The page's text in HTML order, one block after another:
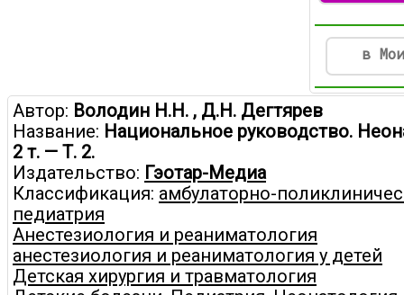
в
Автор: Володин Н.Н. , Д.Н. Дегтярев
Название: Национальное руководство.
2 т. — Т. 2.
Издательство: Гэотар-Медиа
Классификация: амбулаторно-
педиатрия
Анестезиология и реаниматология
анестезиология и реаниматология у детей
Детская хирургия и травматология